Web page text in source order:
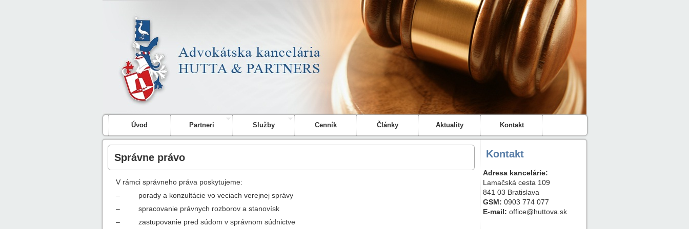
Úvod Partneri Služby Cenník Články Aktuality Kontakt
Správne právo
V rámci správneho práva poskytujeme:
– porady a konzultácie vo veciach verejnej správy
– spracovanie právnych rozborov a stanovísk
– zastupovanie pred súdom v správnom súdnictve
Kontakt
Adresa kancelárie:
Lamačská cesta 109
841 03 Bratislava
GSM: 0903 774 077
E-mail: office@huttova.sk